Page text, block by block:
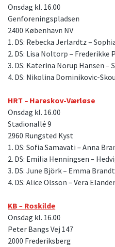
Onsdag kl. 16.00
Genforeningspladsen
2400 København NV
1. DS: Rebecka Jerlardtz –
2. DS: Lisa Noltorp – Frederikke
3. DS: Katerina Norup Hansen
4. DS: Nikolina Dominikovic-
HRT – Hareskov-Værløse
Onsdag kl. 16.00
Stadionallé 9
2960 Rungsted Kyst
1. DS: Sofia Samavati – Anna
2. DS: Emilia Henningsen –
3. DS: June Björk – Emma
4. DS: Alice Olsson – Vera
KB – Roskilde
Onsdag kl. 16.00
Peter Bangs Vej 147
2000 Frederiksberg